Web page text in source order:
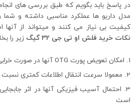
در پاسخ باید بگویم که طبق بررسی های
مدل داریو ها عملکرد مناسبی داشته و شما
کیفیت بی نیاز می کنند و میتواند از آنها
نکات خرید فلش او تی جی 32 گیگ
زیر را
امکان تعویض پورت OTG آنها در صورت خرابی وجود ندارد.
معمولا سرعت انتقال اطلاعات کمتری
احتمال آسیب فیزیکی آنها در اثر
است